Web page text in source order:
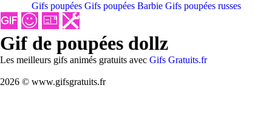
Gifs poupées Gifs poupées Barbie Gifs poupées russes
Gif de poupées dollz
Les meilleurs gifs animés gratuits avec Gifs Gratuits.fr
2026 © www.gifsgratuits.fr